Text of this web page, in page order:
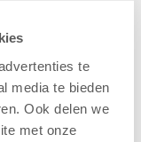
te
media te bieden
Ook delen we
met onze